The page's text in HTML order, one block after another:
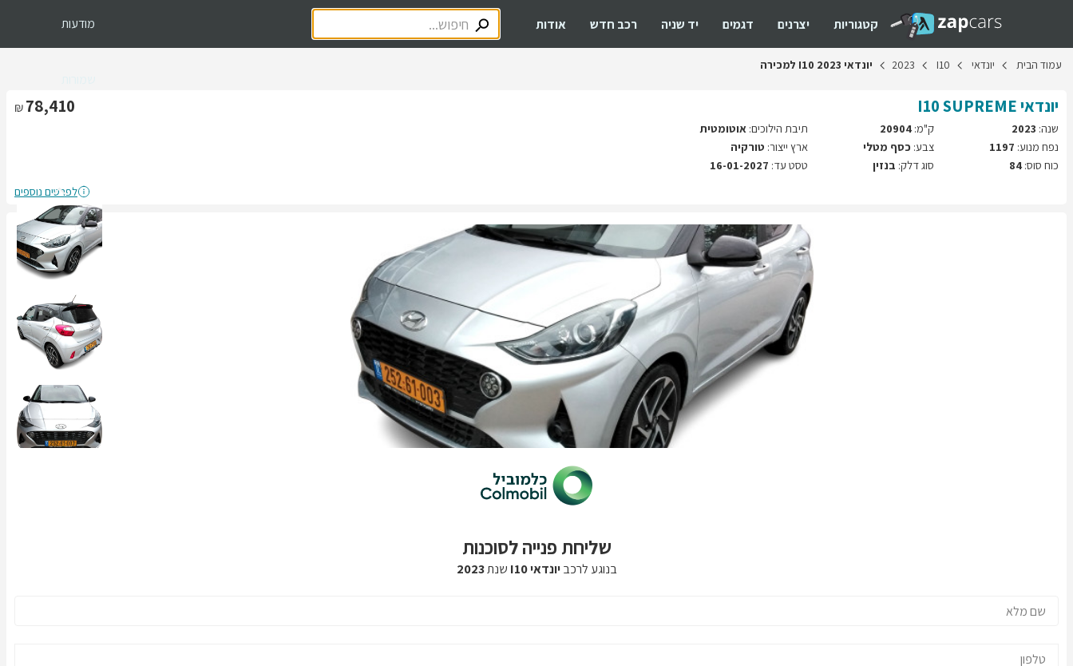
קטגוריות יצרנים דגמים יד שניה רכב חדש אודות מודעות
עמוד הבית יונדאי I10
2023 יונדאי I10 2023 למכירה
יונדאי I10SUPREME
78,410
שנה: 2023
נפח מנוע: 1197
כוח סוס:84
ק"מ:20904
צבע: כסף מטלי
סוג דלק: בנזין
תיבת הילוכים: אוטומטית
ארץ ייצור: טורקיה
טסט עד: 16-01-2027
לפרטים נוספים
שליחת פנייה לסוכנות
בנוגע לרכביונדאי I10 שנת2023